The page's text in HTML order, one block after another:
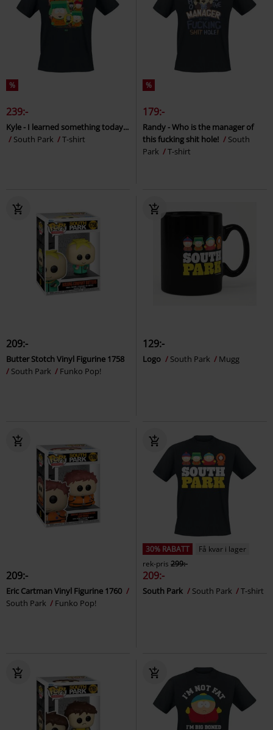
%
239:-
Kyle - I learned something today...
South Park
T-shirt
%
179:-
Randy - Who is the manager of
this fucking shit hole!
South
Park
T-shirt
209:-
Butter Stotch Vinyl Figurine 1758
South Park
Funko Pop!
129:-
Logo South Park Mugg
209:-
Eric Cartman Vinyl Figurine 1760
South Park
Funko Pop!
30% RABATT
Få kvar i lager
rek-pris 299:-
209:-
South Park South Park T-shirt